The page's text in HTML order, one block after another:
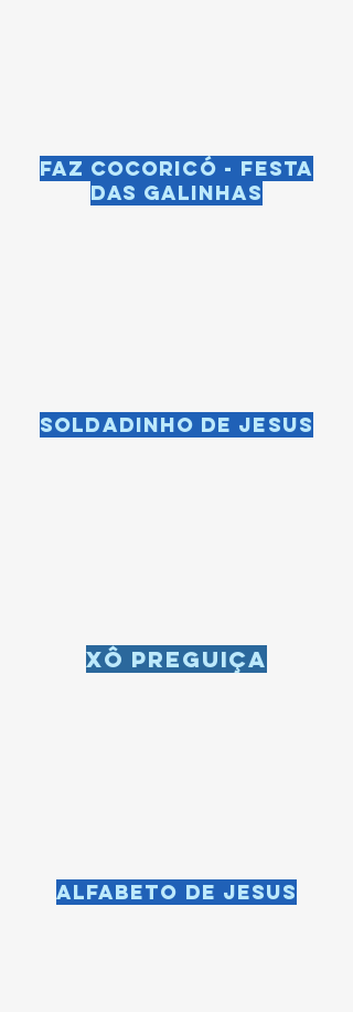
Faz cocoricó - festa
das Galinhas
Soldadinho de Jesus
Xô preguiça
Alfabeto de Jesus